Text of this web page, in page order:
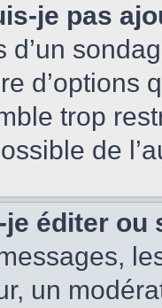
je pas
d’un
d’options
trop
de
éditer ou
un